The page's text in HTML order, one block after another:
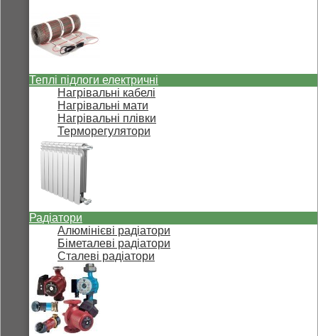
Теплі підлоги електричні
Нагрівальні кабелі
Нагрівальні мати
Нагрівальні плівки
Терморегулятори
Радіатори
Алюмінієві радіатори
Біметалеві радіатори
Сталеві радіатори